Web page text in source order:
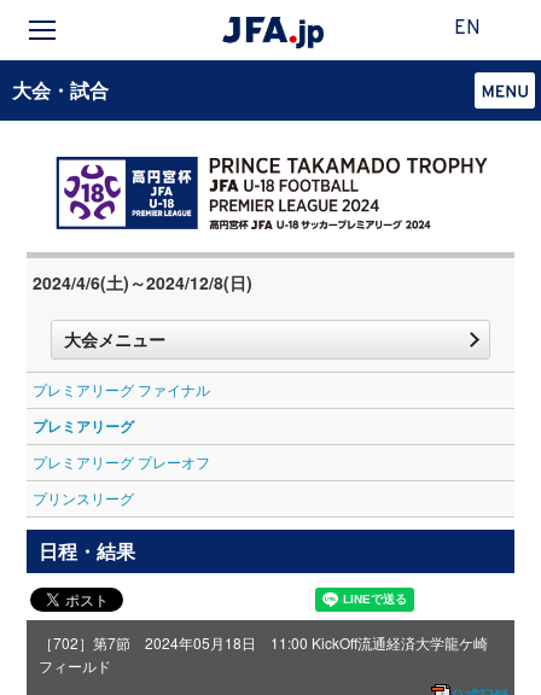
EN
大会・試合
2024/4/6(土)～2024/12/8(日)
大会メニュー
プレミアリーグ ファイナル
プレミアリーグ
プレミアリーグ プレーオフ
プリンスリーグ
日程・結果
［702］第7節 2024年05月18日 11:00 KickOff流通経済大学龍ケ崎
フィールド